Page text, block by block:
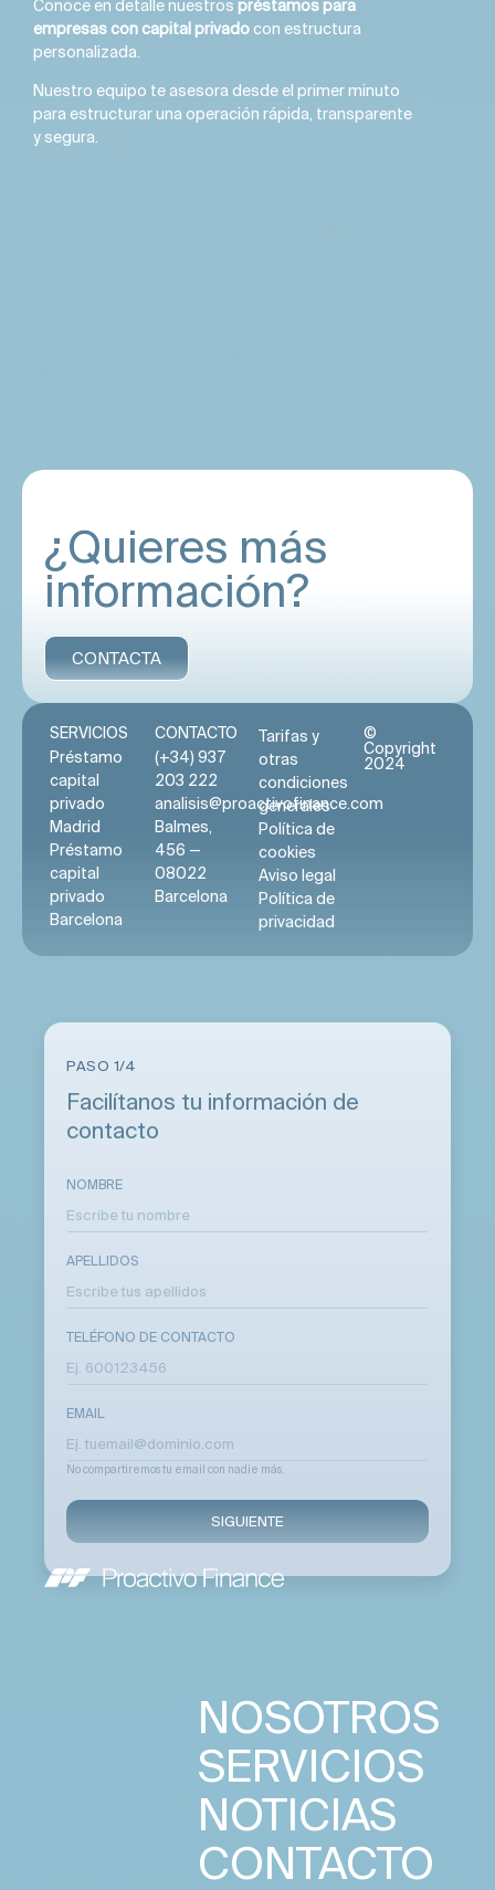
Conoce en detalle nuestros préstamos para
empresas con capital privado con estructura
personalizada.
Nuestro equipo te asesora desde el primer minuto
para estructurar una operación rápida, transparente
y segura.
¿Quieres más
información?
CONTACTA
SERVICIOS
Préstamo
capital
privado
Madrid
Préstamo
capital
privado
Barcelona
CONTACTO
(+34) 937
203 222
analisis@proactivofinance.com
Balmes,
456 —
08022
Barcelona
Tarifas y
otras
condiciones
generales
Política de
cookies
Aviso legal
Política de
privacidad
©
Copyright
2024
PASO 1/4
Facilítanos tu información de
contacto
NOMBRE
APELLIDOS
TELÉFONO DE CONTACTO
EMAIL
No compartiremos tu email con nadie más.
SIGUIENTE
NOSOTROS
SERVICIOS
NOTICIAS
CONTACTO